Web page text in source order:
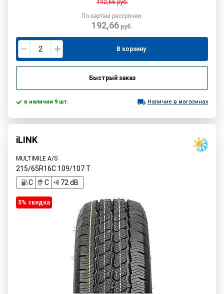
192,66руб.
По картам рассрочки:
192,66руб.
В корзину
Быстрый заказ
в наличии 9 шт. Наличие в магазинах
iLINK
MULTIMILE A/S
215/65R16C 109/107 T
C
C 72 dB
5% cкидка